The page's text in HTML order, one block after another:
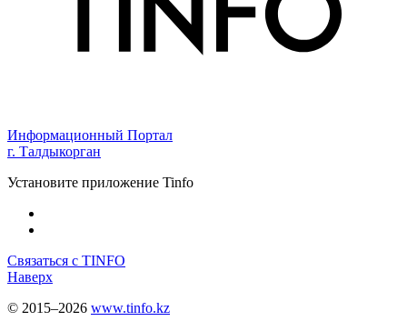
Информационный Портал
г. Талдыкорган
Установите приложение Tinfo
Связаться с TINFO
Наверх
© 2015–2026 www.tinfo.kz